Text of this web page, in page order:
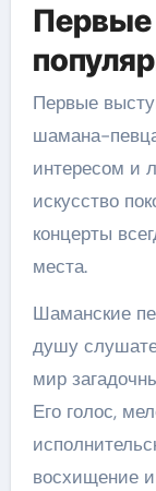
Первые
Первые
шамана-
интересом и
искусство
концерты
места.
Шаманские
душу
мир
Его голос,
восхищение и